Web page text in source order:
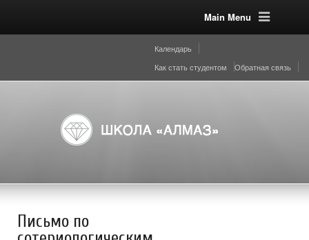
Main Menu
Календарь
Как стать студентом
Обратная связь
Письмо по